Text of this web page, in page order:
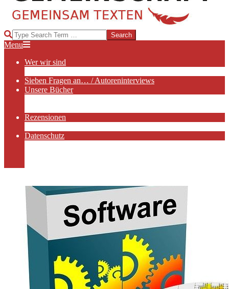
TEXTGEMEINSCHAFT
Search
Primary
Menu
Menu
Wer wir sind
Sieben Fragen an… / Autoreninterviews
Unsere Bücher
Rezensionen
Datenschutz